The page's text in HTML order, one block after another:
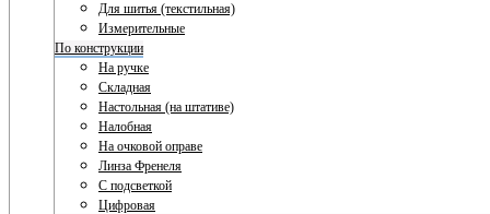
Для шитья (текстильная)
Измерительные
По конструкции
На ручке
Складная
Настольная (на штативе)
Налобная
На очковой оправе
Линза Френеля
С подсветкой
Цифровая